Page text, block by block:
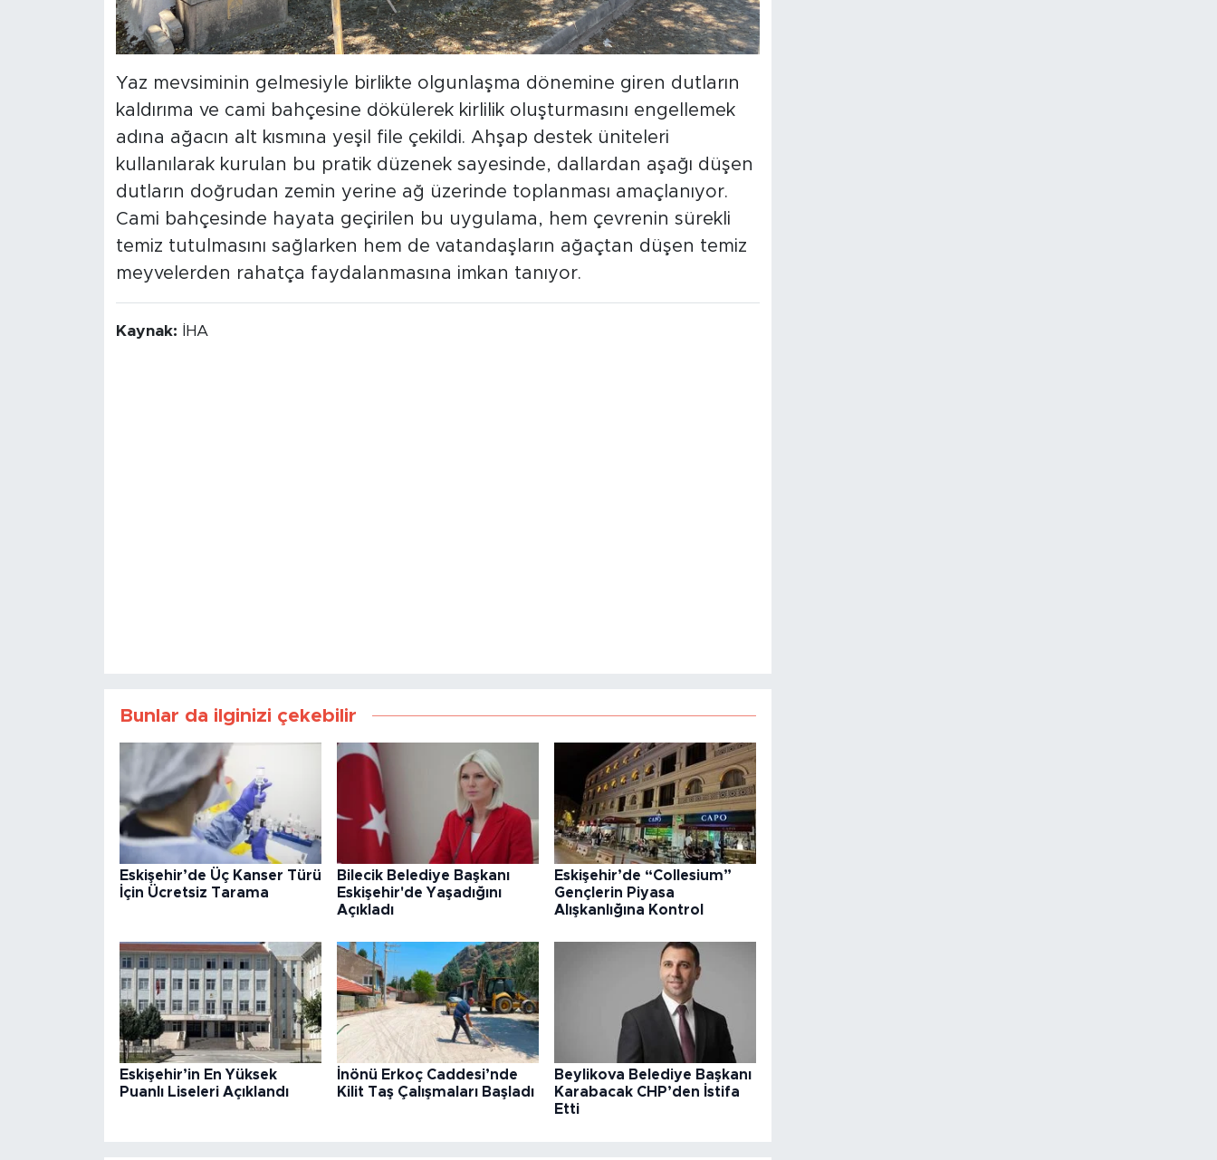
Yaz mevsiminin gelmesiyle birlikte olgunlaşma dönemine giren dutların
kaldırıma ve cami bahçesine dökülerek kirlilik oluşturmasını engellemek
adına ağacın alt kısmına yeşil file çekildi. Ahşap destek üniteleri
kullanılarak kurulan bu pratik düzenek sayesinde, dallardan aşağı düşen
dutların doğrudan zemin yerine ağ üzerinde toplanması amaçlanıyor.
Cami bahçesinde hayata geçirilen bu uygulama, hem çevrenin sürekli
temiz tutulmasını sağlarken hem de vatandaşların ağaçtan düşen temiz
meyvelerden rahatça faydalanmasına imkan tanıyor.
Kaynak: İHA
Bunlar da ilginizi çekebilir
Eskişehir’de Üç Kanser Türü
İçin Ücretsiz Tarama
Bilecik Belediye Başkanı
Eskişehir'de Yaşadığını
Açıkladı
Eskişehir’de “Collesium”
Gençlerin Piyasa
Alışkanlığına Kontrol
Eskişehir’in En Yüksek
Puanlı Liseleri Açıklandı
İnönü Erkoç Caddesi’nde
Kilit Taş Çalışmaları Başladı
Beylikova Belediye Başkanı
Karabacak CHP’den İstifa
Etti